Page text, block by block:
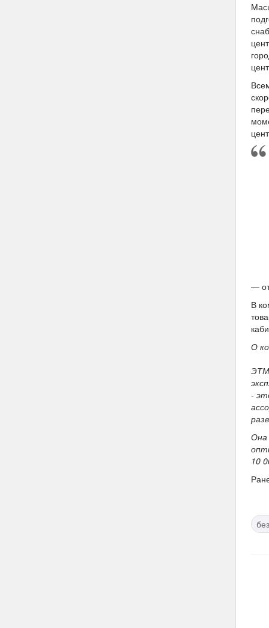
—
В
О
ЭТМ
-
Она
10